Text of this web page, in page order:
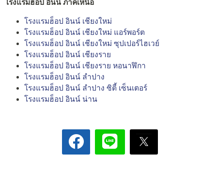
โรงแรมฮ็อป อินน์ ภาคเหนือ
โรงแรมฮ็อป อินน์ เชียงใหม่
โรงแรมฮ็อป อินน์ เชียงใหม่ แอร์พอร์ต
โรงแรมฮ็อป อินน์ เชียงใหม่ ซุปเปอร์ไฮเวย์
โรงแรมฮ็อป อินน์ เชียงราย
โรงแรมฮ็อป อินน์ เชียงราย หอนาฬิกา
โรงแรมฮ็อป อินน์ ลำปาง
โรงแรมฮ็อป อินน์ ลำปาง ซิตี้ เซ็นเตอร์
โรงแรมฮ็อป อินน์ น่าน